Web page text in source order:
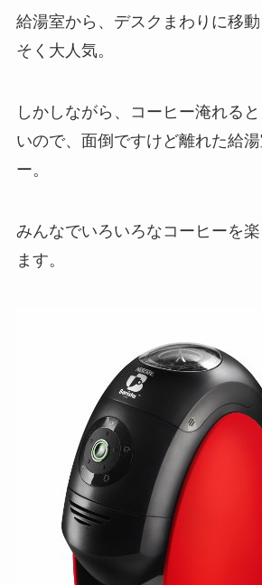
給湯室から、デスクまわりに移
そく大人気。
しかしながら、コーヒー淹れる
いので、面倒ですけど離れた給
ー。
みんなでいろいろなコーヒーを
ます。